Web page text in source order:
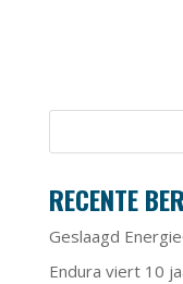
RECENTE
Geslaagd
Endura viert 10